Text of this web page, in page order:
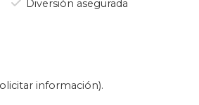
de la jornada.
de disfrutar y poner en
y divertido con un nuevo
Diversión asegurada
información).